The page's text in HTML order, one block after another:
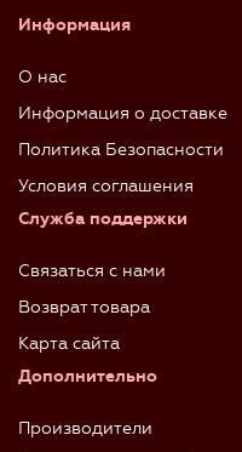
Информация
О нас
Информация о доставке
Политика Безопасности
Условия соглашения
Служба поддержки
Связаться с нами
Возврат товара
Карта сайта
Дополнительно
Производители